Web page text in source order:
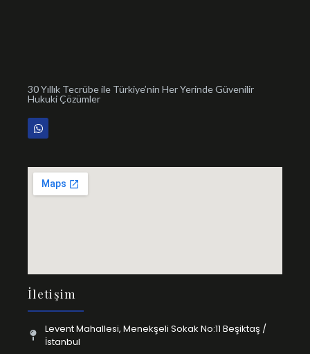
30 Yıllık Tecrübe ile Türkiye’nin Her Yerinde Güvenilir
Hukuki Çözümler
İletişim
Levent Mahallesi, Menekşeli Sokak No:11 Beşiktaş /
İstanbul